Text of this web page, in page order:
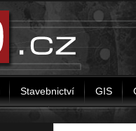
Stavebnictví GIS